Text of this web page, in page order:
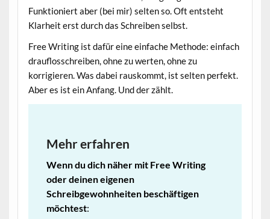
Funktioniert aber (bei mir) selten so. Oft entsteht
Klarheit erst durch das Schreiben selbst.
Free Writing ist dafür eine einfache Methode: einfach
drauflosschreiben, ohne zu werten, ohne zu
korrigieren. Was dabei rauskommt, ist selten perfekt.
Aber es ist ein Anfang. Und der zählt.
Mehr erfahren
Wenn du dich näher mit Free Writing
oder deinen eigenen
Schreibgewohnheiten beschäftigen
möchtest: